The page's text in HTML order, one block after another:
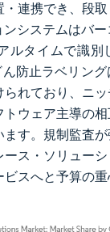
・連携でき、段
ンシステムはバ
ルタイムで識別
防止ラベリン
れており、ニ
ウェア主導の
す。規制監査
ス・ソリュー
ビスへと予算の